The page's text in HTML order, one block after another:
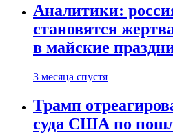
Аналитики:
становятся
в майские
3 месяца спустя
Трамп
суда США по